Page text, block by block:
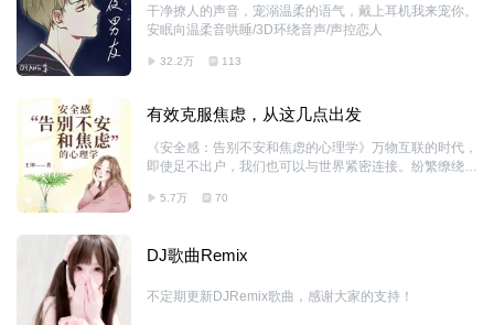
干净撩人的声音，宠溺温柔的语气，戴上耳机我来宠你。
安眠向温柔音哄睡/3D环绕音声/声控恋人
32.2万 113
有效克服焦虑，从这几点出发
《安全感：告别不安和焦虑的心理学》万物互联的时代，
即使足不出户，我们也可以与世界紧密连接。纷繁缭绕的
却也加重了内心的不安。安全感，似乎成了这个时代昂贵
到底是什么让人焦虑不安？安全感的缺失又从何而来？如
答有关安全感的诸多谜题，并告诉你摆脱焦虑不安的有效
5.7万 70
DJ歌曲Remix
不定期更新DJRemix歌曲，感谢大家的支持！